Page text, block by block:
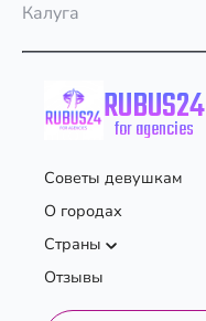
Калуга
RUBUS24
for agencies
Советы девушкам
О городах
Страны
Отзывы